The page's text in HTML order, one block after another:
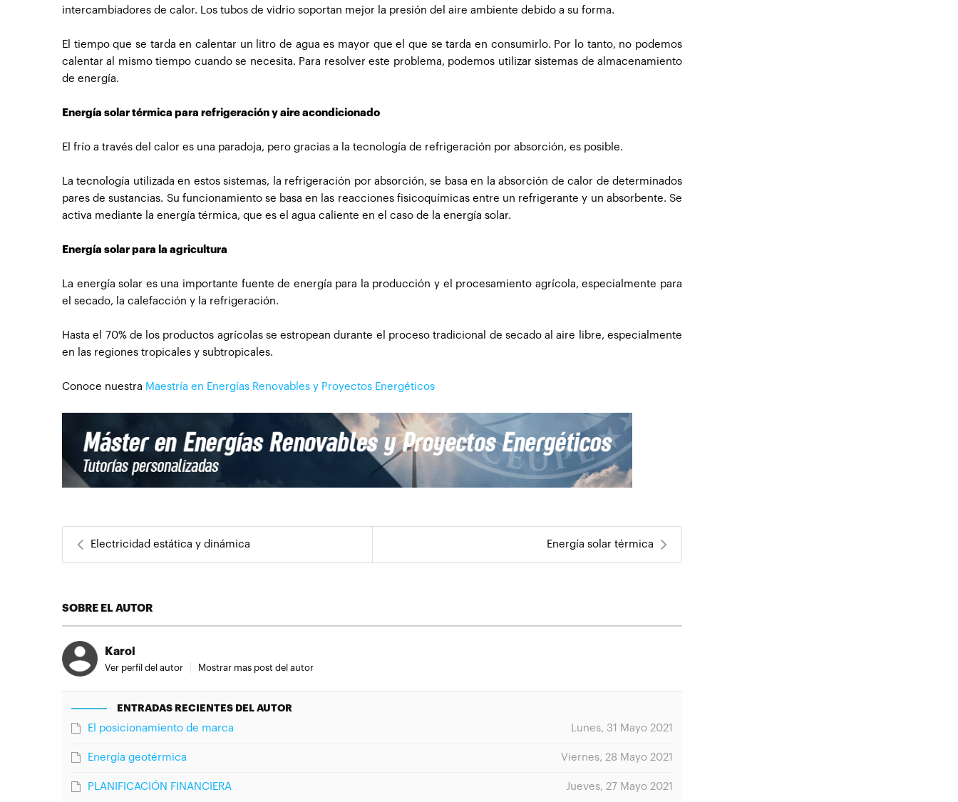
intercambiadores de calor. Los tubos de vidrio soportan mejor la presión del aire ambiente debido a su forma.
El tiempo que se tarda en calentar un litro de agua es mayor que el que se tarda en consumirlo. Por lo tanto, no podemos
calentar al mismo tiempo cuando se necesita. Para resolver este problema, podemos utilizar sistemas de almacenamiento
de energía.
Energía solar térmica para refrigeración y aire acondicionado
El frío a través del calor es una paradoja, pero gracias a la tecnología de refrigeración por absorción, es posible.
La tecnología utilizada en estos sistemas, la refrigeración por absorción, se basa en la absorción de calor de determinados
pares de sustancias. Su funcionamiento se basa en las reacciones fisicoquímicas entre un refrigerante y un absorbente. Se
activa mediante la energía térmica, que es el agua caliente en el caso de la energía solar.
Energía solar para la agricultura
La energía solar es una importante fuente de energía para la producción y el procesamiento agrícola, especialmente para
el secado, la calefacción y la refrigeración.
Hasta el 70% de los productos agrícolas se estropean durante el proceso tradicional de secado al aire libre, especialmente
en las regiones tropicales y subtropicales.
Conoce nuestra Maestría en Energías Renovables y Proyectos Energéticos
Electricidad estática y dinámica Energía solar térmica
SOBRE EL AUTOR
Karol
Ver perfil del autor Mostrar mas post del autor
ENTRADAS RECIENTES DEL AUTOR
Lunes, 31 Mayo 2021
El posicionamiento de marca
Viernes, 28 Mayo 2021
Energía geotérmica
Jueves, 27 Mayo 2021
PLANIFICACIÓN FINANCIERA